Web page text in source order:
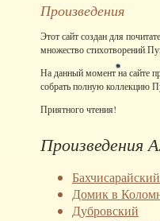
Произведения
Этот сайт создан для
множество стихотворений
На данный момент на сайте
собрать полную коллекцию
Приятного чтения!
Произведения
Домик в
Дубровский